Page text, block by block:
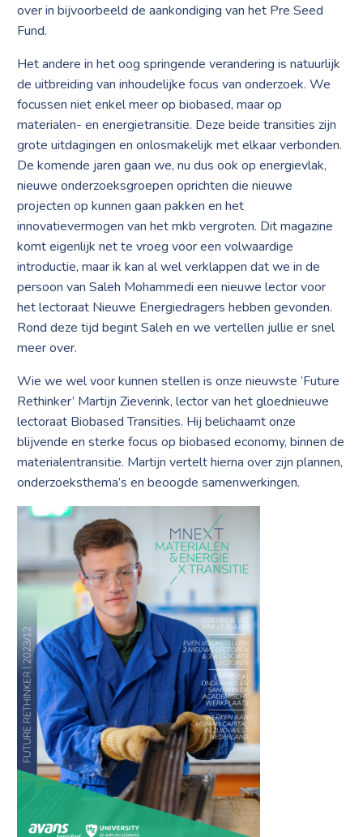
over in bijvoorbeeld de aankondiging van het Pre Seed
Fund.
Het andere in het oog springende verandering is natuurlijk
de uitbreiding van inhoudelijke focus van onderzoek. We
focussen niet enkel meer op biobased, maar op
materialen- en energietransitie. Deze beide transities zijn
grote uitdagingen en onlosmakelijk met elkaar verbonden.
De komende jaren gaan we, nu dus ook op energievlak,
nieuwe onderzoeksgroepen oprichten die nieuwe
projecten op kunnen gaan pakken en het
innovatievermogen van het mkb vergroten. Dit magazine
komt eigenlijk net te vroeg voor een volwaardige
introductie, maar ik kan al wel verklappen dat we in de
persoon van Saleh Mohammedi een nieuwe lector voor
het lectoraat Nieuwe Energiedragers hebben gevonden.
Rond deze tijd begint Saleh en we vertellen jullie er snel
meer over.
Wie we wel voor kunnen stellen is onze nieuwste ‘Future
Rethinker’ Martijn Zieverink, lector van het gloednieuwe
lectoraat Biobased Transities. Hij belichaamt onze
blijvende en sterke focus op biobased economy, binnen de
materialentransitie. Martijn vertelt hierna over zijn plannen,
onderzoeksthema’s en beoogde samenwerkingen.